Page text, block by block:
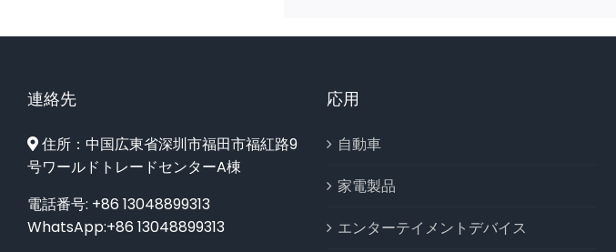
連絡先
住所：中国広東省深圳市福田市福紅路9
号ワールドトレードセンターA棟
電話番号: +86 13048899313
WhatsApp:+86 13048899313
応用
自動車
家電製品
エンターテイメントデバイス